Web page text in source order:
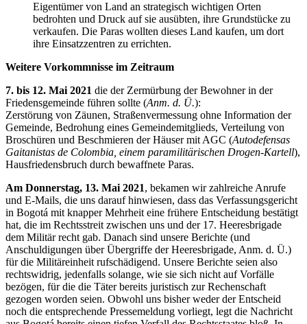
Eigentümer von Land an strategisch wichtigen Orten
bedrohten und Druck auf sie ausübten, ihre Grundstücke zu
verkaufen. Die Paras wollten dieses Land kaufen, um dort
ihre Einsatzzentren zu errichten.
Weitere Vorkommnisse im Zeitraum
7. bis 12. Mai 2021 die der Zermürbung der Bewohner in der
Friedensgemeinde führen sollte (Anm. d. Ü.):
Zerstörung von Zäunen, Straßenvermessung ohne Information der
Gemeinde, Bedrohung eines Gemeindemitglieds, Verteilung von
Broschüren und Beschmieren der Häuser mit AGC (Autodefensas
Gaitanistas de Colombia, einem paramilitärischen Drogen-Kartell),
Hausfriedensbruch durch bewaffnete Paras.
Am Donnerstag, 13. Mai 2021, bekamen wir zahlreiche Anrufe
und E-Mails, die uns darauf hinwiesen, dass das Verfassungsgericht
in Bogotá mit knapper Mehrheit eine frühere Entscheidung bestätigt
hat, die im Rechtsstreit zwischen uns und der 17. Heeresbrigade
dem Militär recht gab. Danach sind unsere Berichte (und
Anschuldigungen über Übergriffe der Heeresbrigade, Anm. d. Ü.)
für die Militäreinheit rufschädigend. Unsere Berichte seien also
rechtswidrig, jedenfalls solange, wie sie sich nicht auf Vorfälle
bezögen, für die die Täter bereits juristisch zur Rechenschaft
gezogen worden seien. Obwohl uns bisher weder der Entscheid
noch die entsprechende Pressemeldung vorliegt, legt die Nachricht